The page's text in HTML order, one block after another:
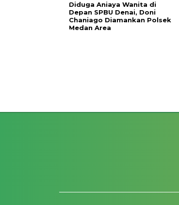
Diduga Aniaya Wanita di
Depan SPBU Denai, Doni
Chaniago Diamankan Polsek
Medan Area